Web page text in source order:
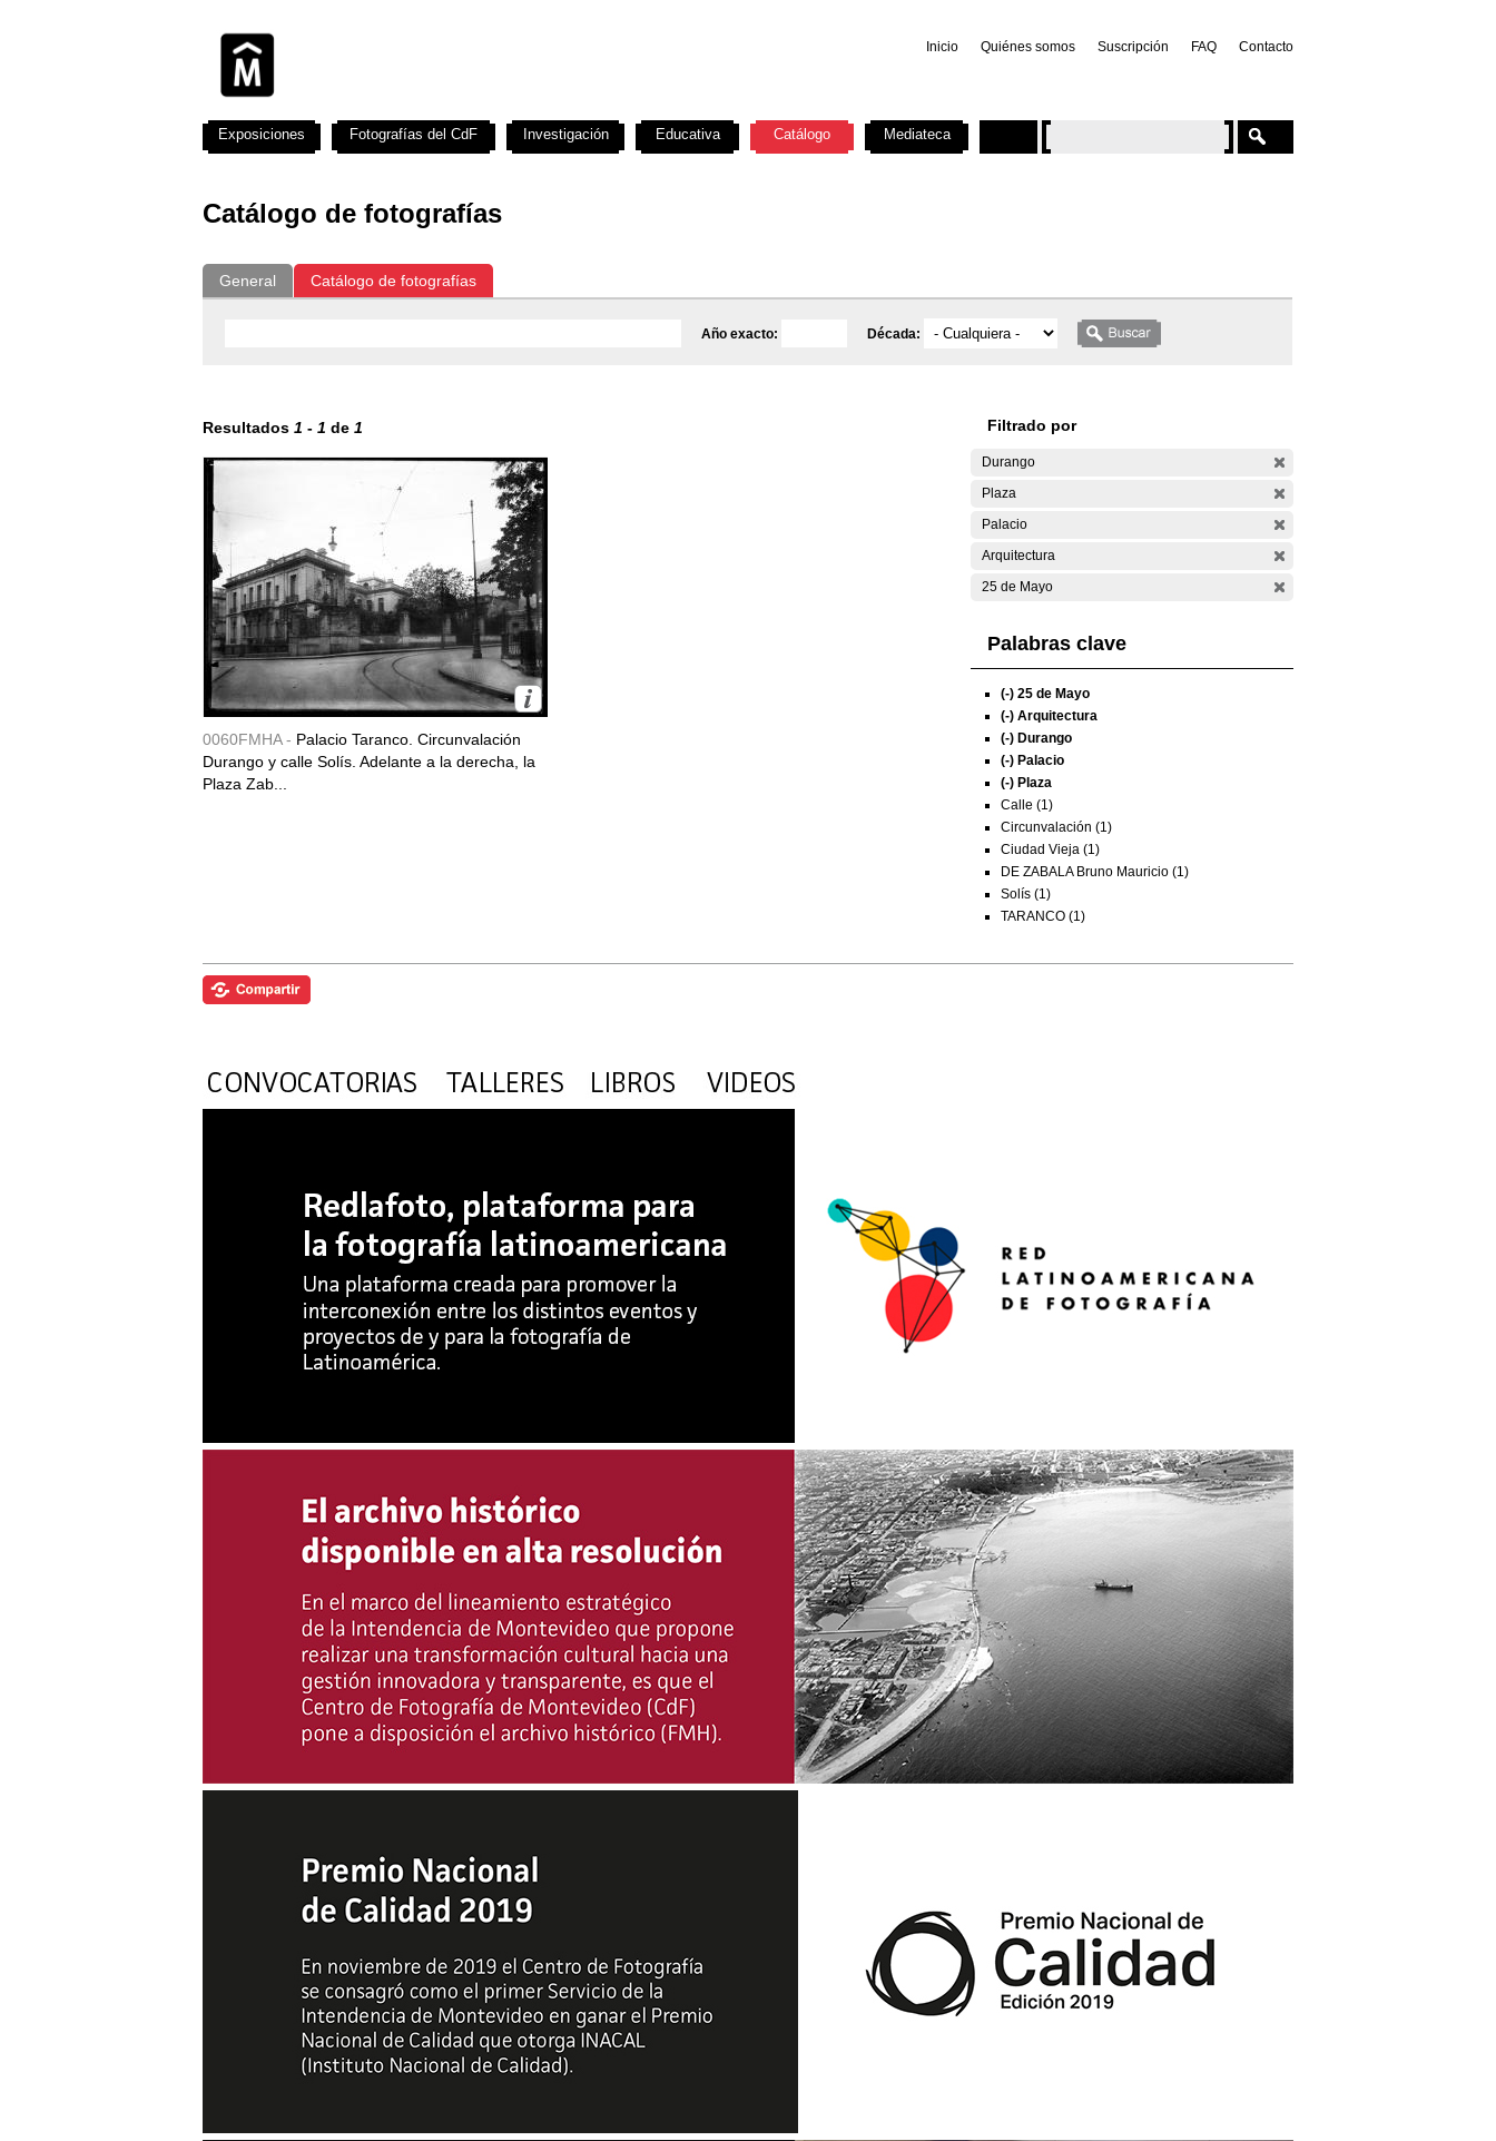
Inicio Quiénes somos Suscripción FAQ Contacto
Catálogo de fotografías
General Catálogo de fotografías
Año exacto: Década:
Resultados 1 - 1 de 1
0060FMHA - Palacio Taranco. Circunvalación
Durango y calle Solís. Adelante a la derecha, la
Plaza Zab...
Filtrado por
Durango
Plaza
Palacio
Arquitectura
25 de Mayo
Palabras clave
(-) 25 de Mayo
(-) Arquitectura
(-) Durango
(-) Palacio
(-) Plaza
Calle (1)
Circunvalación (1)
Ciudad Vieja (1)
DE ZABALA Bruno Mauricio (1)
Solís (1)
TARANCO (1)
Exposiciones Fotografías del CdF Investigación Educativa Catálogo Mediateca